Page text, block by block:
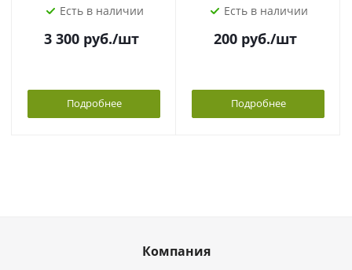
Есть в наличии
3 300руб./шт
Подробнее
Есть в наличии
200 руб./шт
Подробнее
Компания